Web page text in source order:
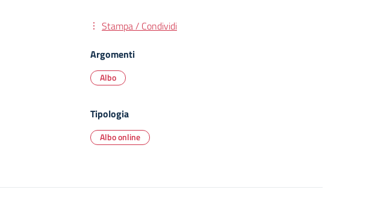
Stampa / Condividi
Argomenti
Albo
Tipologia
Albo online